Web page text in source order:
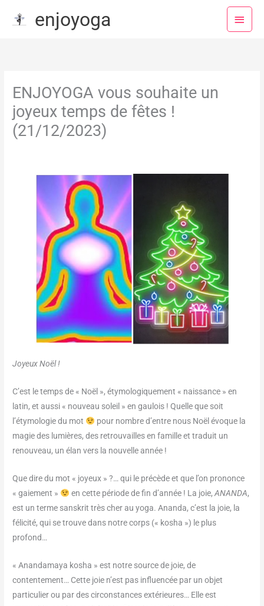
enjoyoga
Menu
ENJOYOGA vous souhaite un
joyeux temps de fêtes !
(21/12/2023)
Joyeux Noël !
C’est le temps de « Noël », étymologiquement « naissance » en
latin, et aussi « nouveau soleil » en gaulois ! Quelle que soit
l’étymologie du mot
pour nombre d’entre nous Noël évoque la
magie des lumières, des retrouvailles en famille et traduit un
renouveau, un élan vers la nouvelle année !
Que dire du mot « joyeux » ?… qui le précède et que l’on prononce
« gaiement »
en cette période de fin d’année ! La joie, ANANDA,
est un terme sanskrit très cher au yoga. Ananda, c’est la joie, la
félicité, qui se trouve dans notre corps (« kosha ») le plus
profond…
« Anandamaya kosha » est notre source de joie, de
contentement… Cette joie n’est pas influencée par un objet
particulier ou par des circonstances extérieures… Elle est